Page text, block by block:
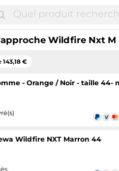
Wildfire Nxt
143,18 €
- Orange / Noir - taille 44-
Wildfire NXT Marron 44